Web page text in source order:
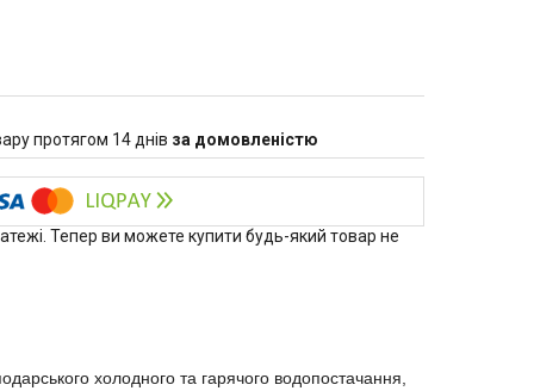
протягом 14 днів за домовленістю
Тепер ви можете купити будь-який товар не
холодного та гарячого водопостачання,